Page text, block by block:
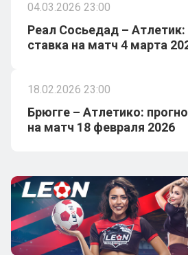
04.03.2026 23:00
Реал Сосьедад – Атлетик:
ставка на матч 4 марта
18.02.2026 23:00
Брюгге – Атлетико:
на матч 18 февраля 2026